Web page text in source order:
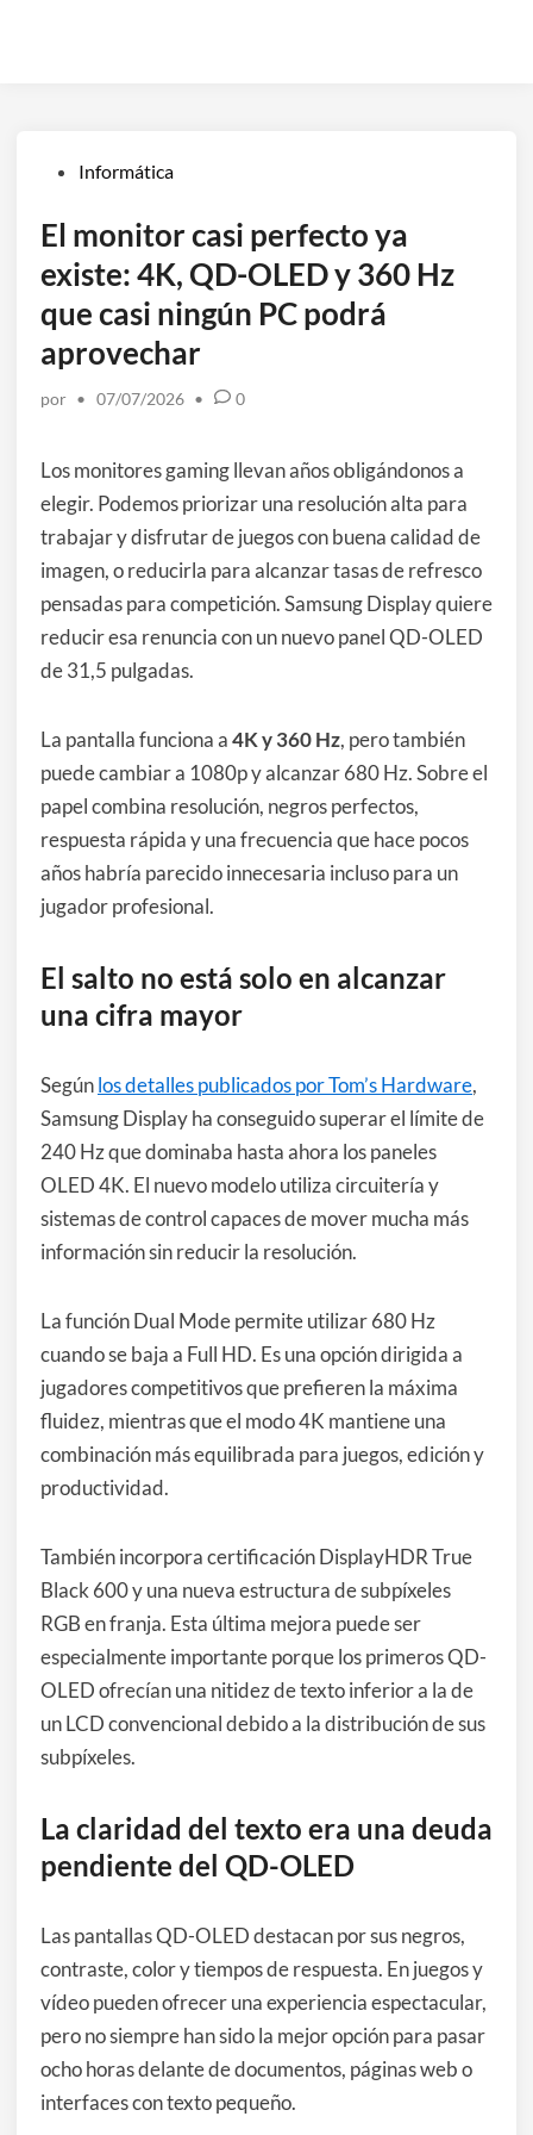
Publicado
Informática
El monitor casi perfecto ya
existe: 4K, QD-OLED y 360 Hz
que casi ningún PC podrá
aprovechar
por • 07/07/2026 • 0
Los monitores gaming llevan años obligándonos a
elegir. Podemos priorizar una resolución alta para
trabajar y disfrutar de juegos con buena calidad de
imagen, o reducirla para alcanzar tasas de refresco
pensadas para competición. Samsung Display quiere
reducir esa renuncia con un nuevo panel QD-OLED
de 31,5 pulgadas.
La pantalla funciona a4K y 360 Hz, pero también
puede cambiar a 1080p y alcanzar 680 Hz. Sobre el
papel combina resolución, negros perfectos,
respuesta rápida y una frecuencia que hace pocos
años habría parecido innecesaria incluso para un
jugador profesional.
El salto no está solo en alcanzar
una cifra mayor
Segúnlos detalles publicados por Tom’s Hardware,
Samsung Display ha conseguido superar el límite de
240 Hz que dominaba hasta ahora los paneles
OLED 4K. El nuevo modelo utiliza circuitería y
sistemas de control capaces de mover mucha más
información sin reducir la resolución.
La función Dual Mode permite utilizar 680 Hz
cuando se baja a Full HD. Es una opción dirigida a
jugadores competitivos que prefieren la máxima
fluidez, mientras que el modo 4K mantiene una
combinación más equilibrada para juegos, edición y
productividad.
También incorpora certificación DisplayHDR True
Black 600 y una nueva estructura de subpíxeles
RGB en franja. Esta última mejora puede ser
especialmente importante porque los primeros QD-
OLED ofrecían una nitidez de texto inferior a la de
un LCD convencional debido a la distribución de sus
subpíxeles.
La claridad del texto era una deuda
pendiente del QD-OLED
Las pantallas QD-OLED destacan por sus negros,
contraste, color y tiempos de respuesta. En juegos y
vídeo pueden ofrecer una experiencia espectacular,
pero no siempre han sido la mejor opción para pasar
ocho horas delante de documentos, páginas web o
interfaces con texto pequeño.